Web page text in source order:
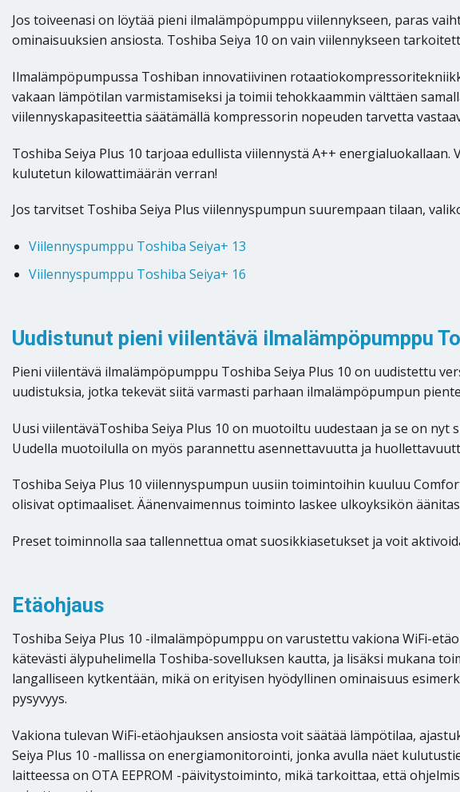
Jos toiveenasi on löytää pieni ilmalämpöpumppu viilennykseen, paras
ominaisuuksien ansiosta. Toshiba Seiya 10 on vain viilennykseen
Ilmalämpöpumpussa Toshiban innovatiivinen
vakaan lämpötilan varmistamiseksi ja toimii tehokkaammin välttäen
viilennyskapasiteettia säätämällä kompressorin nopeuden tarvetta
Toshiba Seiya Plus 10 tarjoaa edullista viilennystä A++
kulutetun kilowattimäärän verran!
Jos tarvitset Toshiba Seiya Plus viilennyspumpun suurempaan tilaan,
Viilennyspumppu Toshiba Seiya+ 13
Viilennyspumppu Toshiba Seiya+ 16
Uudistunut pieni viilentävä ilmalämpöpumppu
Pieni viilentävä ilmalämpöpumppu Toshiba Seiya Plus 10 on uudistettu
uudistuksia, jotka tekevät siitä varmasti parhaan ilmalämpöpumpun
Uusi viilentäväToshiba Seiya Plus 10 on muotoiltu uudestaan ja se on
Uudella muotoilulla on myös parannettu asennettavuutta ja
Toshiba Seiya Plus 10 viilennyspumpun uusiin toimintoihin kuuluu
olisivat optimaaliset. Äänenvaimennus toiminto laskee ulkoyksikön
Preset toiminnolla saa tallennettua omat suosikkiasetukset ja voit
Etäohjaus
Toshiba Seiya Plus 10 -ilmalämpöpumppu on varustettu vakiona WiFi-
kätevästi älypuhelimella Toshiba-sovelluksen kautta, ja lisäksi mukana
langalliseen kytkentään, mikä on erityisen hyödyllinen ominaisuus
pysyvyys.
Vakiona tulevan WiFi-etäohjauksen ansiosta voit säätää lämpötilaa,
Seiya Plus 10 -mallissa on energiamonitorointi, jonka avulla näet
laitteessa on OTA EEPROM -päivitystoiminto, mikä tarkoittaa, että